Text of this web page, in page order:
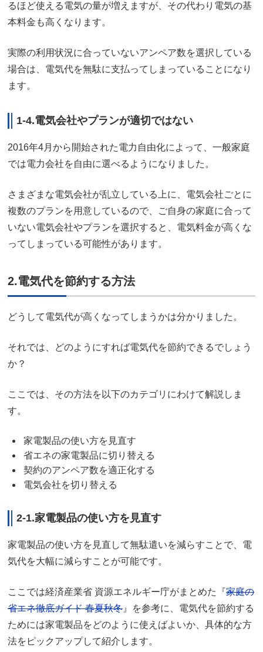
るほど使える電気の量が増えますが、その代わり電気の基
本料金も高くなります。
実際の利用状況に合っていないアンペア数を選択している
場合は、電気代を無駄に支払ってしまっていることになり
ます。
1-4.電気会社やプランが適切ではない
2016年4月から開始された電力自由化によって、一般家庭
では電力会社を自由に選べるようになりました。
さまざまな電気会社が乱立している上に、電気会社ごとに
複数のプランを用意しているので、ご自身の家庭に合って
いない電気会社やプランを選択すると、電気料金が高くな
ってしまっている可能性があります。
2.電気代を節約する方法
どうして電気代が高くなってしまうかは分かりました。
それでは、どのようにすれば電気代を節約できるでしょう
か？
ここでは、その方法を以下のカテゴリにわけて解説しま
す。
家電製品の使い方を見直す
省エネの家電製品に切り替える
契約のアンペア数を適正化する
電気会社を切り替える
2-1.家電製品の使い方を見直す
家電製品の使い方を見直して無駄遣いを減らすことで、電
気代を大幅に減らすことが可能です。
ここでは経済産業省 資源エネルギー庁がまとめた『家庭の
省エネ徹底ガイド 春夏秋冬 』を参考に、電気代を節約する
ためには家電製品をどのように使えばよいか、具体的な方
法をピックアップして紹介します。